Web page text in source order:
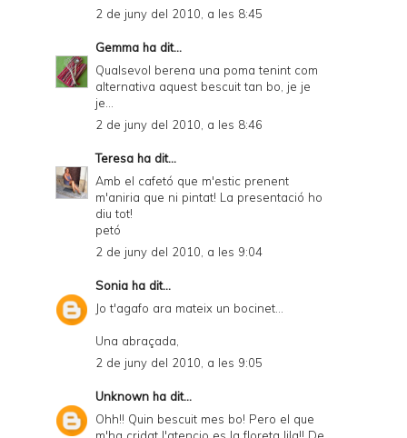
2 de juny del 2010, a les 8:45
Gemma ha dit...
Qualsevol berena una poma tenint com
alternativa aquest bescuit tan bo, je je
je...
2 de juny del 2010, a les 8:46
Teresa ha dit...
Amb el cafetó que m'estic prenent
m'aniria que ni pintat! La presentació ho
diu tot!
petó
2 de juny del 2010, a les 9:04
Sonia ha dit...
Jo t'agafo ara mateix un bocinet...
Una abraçada,
2 de juny del 2010, a les 9:05
Unknown ha dit...
Ohh!! Quin bescuit mes bo! Pero el que
m'ha cridat l'atencio es la floreta lila!! De